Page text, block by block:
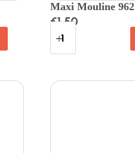
Maxi Mouline 962
€1.50